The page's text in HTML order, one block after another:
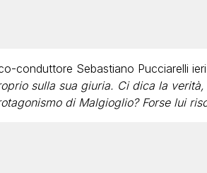
conduttore Sebastiano Pucciarelli
sulla sua giuria. Ci dica la
di Malgioglio? Forse lui